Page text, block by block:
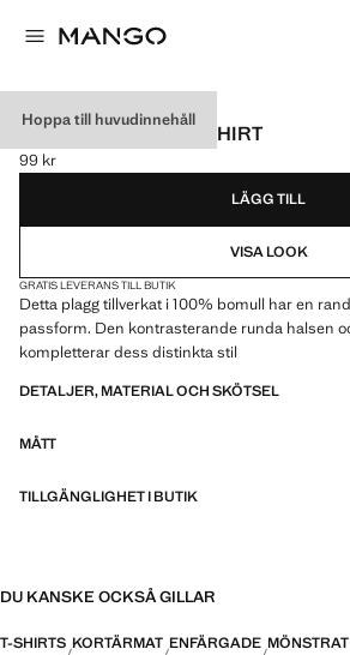
Hoppa till huvudinnehåll
RANDIG BOMULL T-SHIRT
Gällande pris [99 kr ]
99 kr
Välj en färg
LÄGG TILL
VISA LOOK
GRATIS LEVERANS TILL BUTIK
Detta plagg tillverkat i 100% bomull har en
passform. Den kontrasterande runda halsen
kompletterar dess distinkta stil
DETALJER, MATERIAL OCH SKÖTSEL
MÅTT
TILLGÄNGLIGHET I BUTIK
DU KANSKE OCKSÅ GILLAR
T-SHIRTS KORTÄRMAT ENFÄRGADE MÖNSTRAT